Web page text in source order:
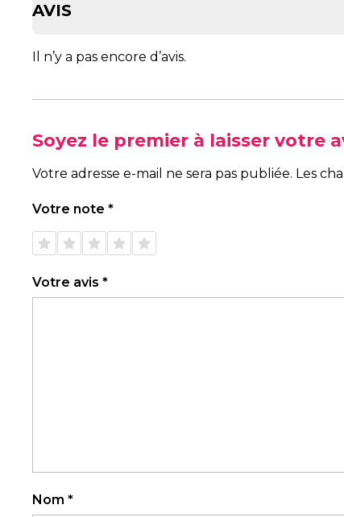
AVIS
Il n’y a pas encore d’avis.
Soyez le premier à laisser votre
Votre adresse e-mail ne sera pas publiée. Les
Votre note *
1 étoile
sur 5
2 étoiles
sur 5
3 étoiles
sur 5
4 étoiles
sur 5
5 étoiles
sur 5
Votre avis *
Nom *